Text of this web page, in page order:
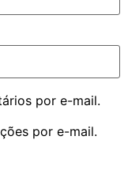
por e-mail.
por e-mail.